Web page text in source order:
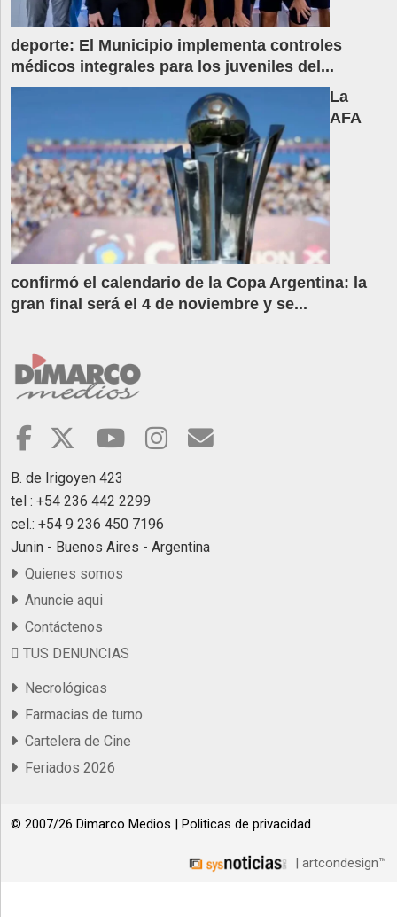
deporte: El Municipio implementa controles
médicos integrales para los juveniles del...
La
AFA
confirmó el calendario de la Copa Argentina: la
gran final será el 4 de noviembre y se...
B. de Irigoyen 423
tel : +54 236 442 2299
cel.: +54 9 236 450 7196
Junin - Buenos Aires - Argentina
Quienes somos
Anuncie aqui
Contáctenos
TUS DENUNCIAS
Necrológicas
Farmacias de turno
Cartelera de Cine
Feriados 2026
© 2007/26 Dimarco Medios | Politicas de privacidad
| artcondesign™